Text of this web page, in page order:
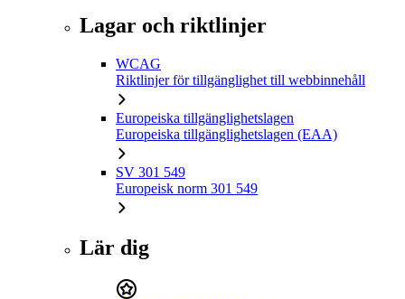
Lagar och riktlinjer
WCAG
Riktlinjer för tillgänglighet till webbinnehåll
Europeiska tillgänglighetslagen
Europeiska tillgänglighetslagen (EAA)
SV 301 549
Europeisk norm 301 549
Lär dig